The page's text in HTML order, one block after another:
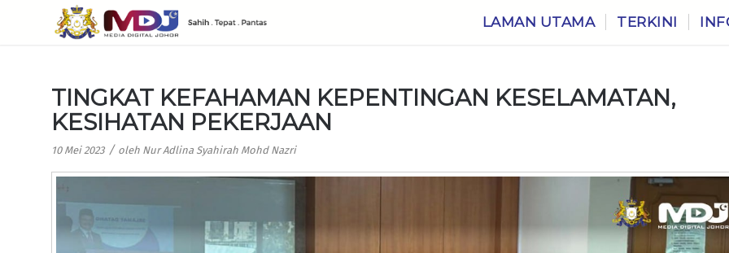
LAMAN UTAMA TERKINI
TINGKAT KEFAHAMAN KEPENTINGAN KESELAMATAN,
KESIHATAN PEKERJAAN
10 Mei 2023 / oleh Nur Adlina Syahirah Mohd Nazri